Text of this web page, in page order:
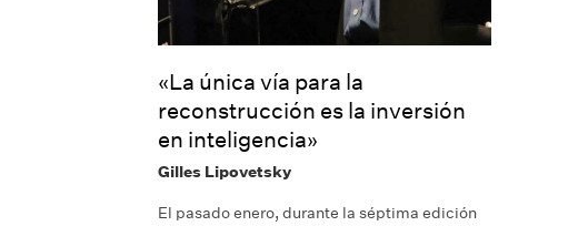
«La única vía para la
reconstrucción es la inversión
en inteligencia»
Gilles Lipovetsky
El pasado enero, durante la séptima edición